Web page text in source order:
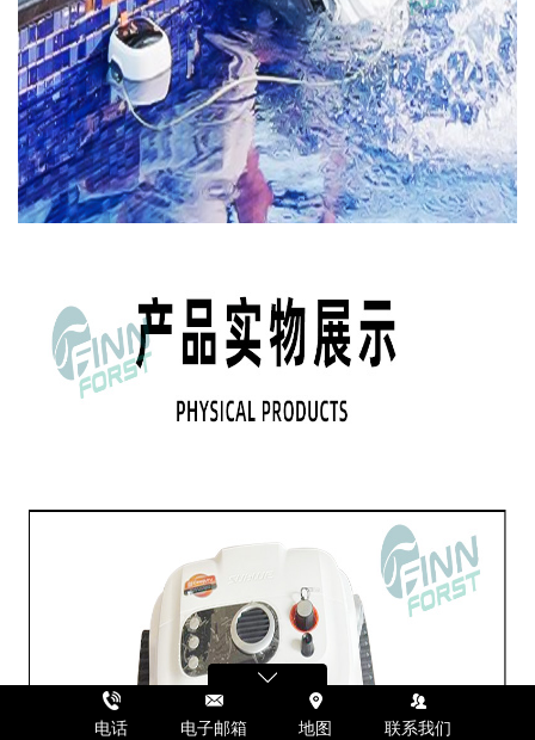
电话 电子邮箱 地图 联系我们